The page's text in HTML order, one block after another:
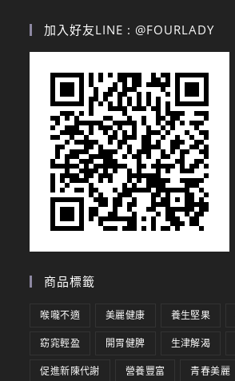
加入好友LINE : @FOURLADY
商品標籤
喉嚨不適 美麗健康 養生堅果
窈窕輕盈 開胃健脾 生津解渴
促進新陳代謝 營養豐富 青春美麗